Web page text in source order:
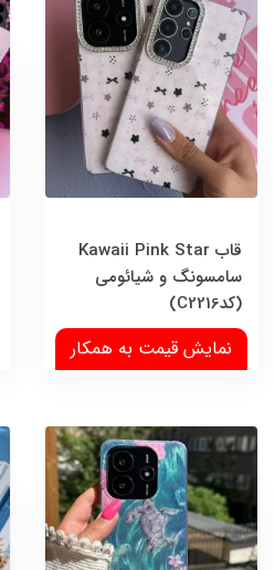
قاب Kawaii Pink Star
سامسونگ و شیائومی
(کدC2216)
نمایش قیمت به همکار